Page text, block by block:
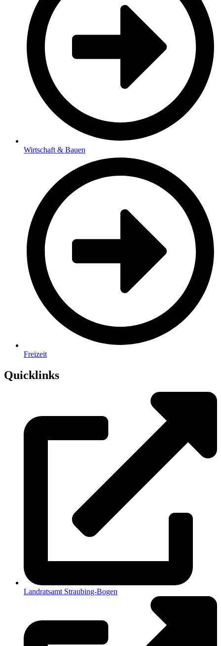
Wirtschaft & Bauen
Freizeit
Quicklinks
Landratsamt Straubing-Bogen